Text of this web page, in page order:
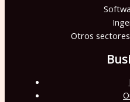
Otros